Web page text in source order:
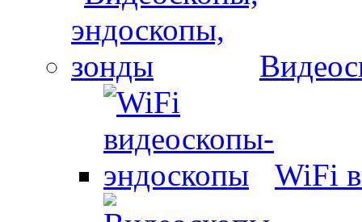
WiFi